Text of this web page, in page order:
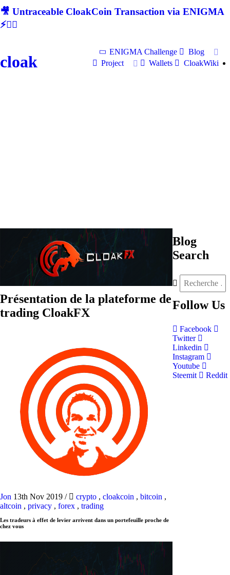
🎥 Untraceable CloakCoin Transaction via ENIGMA
⚡🕵‍♂
cloak
ENIGMA Challenge
Blog
Project
Wallets CloakWiki
Présentation de la plateforme de
trading CloakFX
Jon 13th Nov 2019 / crypto , cloakcoin , bitcoin ,
altcoin , privacy , forex , trading
Les tradeurs à effet de levier arrivent dans un portefeuille proche de
chez vous
Blog
Search
Follow Us
Facebook
Twitter
Linkedin
Instagram
Youtube
Steemit
Reddit